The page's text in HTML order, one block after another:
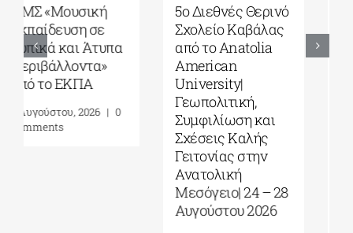
5ο Διεθνές Θερινό
Σχολείο Καβάλας
από το Αnatolia
American
University|
Συμφιλίωση και
Πανεπιστήμιο
Αιγαίου| Τμήμα
Ωκεανογραφίας
και Θαλασσίων
Βιοεπιστημών|
Πρόγραμμα
Μεταπτυχιακών
Σπουδών (ΠΜΣ)
«Ολοκληρωμένη
Διαχείριση
Παράκτιων
Περιοχών»|